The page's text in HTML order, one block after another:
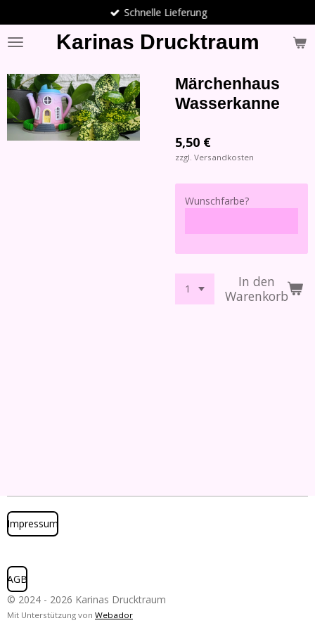
Hauptinhalt
springen
Karinas Drucktraum
Schnelle Lieferung
Märchenhaus
Wasserkanne
5,50 €
zzgl. Versandkosten
Wunschfarbe?
In den
Warenkorb
Impressum
AGB
© 2024 - 2026 Karinas Drucktraum
Mit Unterstützung von Webador